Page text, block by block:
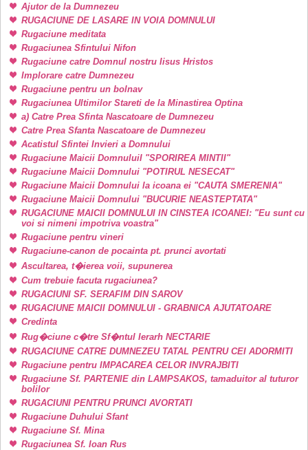
Ajutor de la Dumnezeu
RUGACIUNE DE LASARE IN VOIA DOMNULUI
Rugaciune meditata
Rugaciunea Sfintului Nifon
Rugaciune catre Domnul nostru Iisus Hristos
Implorare catre Dumnezeu
Rugaciune pentru un bolnav
Rugaciunea Ultimilor Stareti de la Minastirea Optina
a) Catre Prea Sfinta Nascatoare de Dumnezeu
Catre Prea Sfanta Nascatoare de Dumnezeu
Acatistul Sfintei Invieri a Domnului
Rugaciune Maicii DomnuluiI "SPORIREA MINTII"
Rugaciune Maicii Domnului "POTIRUL NESECAT"
Rugaciune Maicii Domnului la icoana ei "CAUTA SMERENIA"
Rugaciune Maicii Domnului "BUCURIE NEASTEPTATA"
RUGACIUNE MAICII DOMNULUI IN CINSTEA ICOANEI: "Eu sunt cu
voi si nimeni impotriva voastra"
Rugaciune pentru vineri
Rugaciune-canon de pocainta pt. prunci avortati
Ascultarea, t�ierea voii, supunerea
Cum trebuie facuta rugaciunea?
RUGACIUNI SF. SERAFIM DIN SAROV
RUGACIUNE MAICII DOMNULUI - GRABNICA AJUTATOARE
Credinta
Rug�ciune c�tre Sf�ntul Ierarh NECTARIE
RUGACIUNE CATRE DUMNEZEU TATAL PENTRU CEI ADORMITI
Rugaciune pentru IMPACAREA CELOR INVRAJBITI
Rugaciune Sf. PARTENIE din LAMPSAKOS, tamaduitor al tuturor
bolilor
RUGACIUNI PENTRU PRUNCI AVORTATI
Rugaciune Duhului Sfant
Rugaciune Sf. Mina
Rugaciunea Sf. Ioan Rus